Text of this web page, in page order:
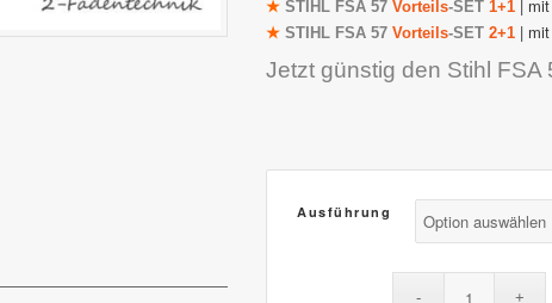
★ STIHL FSA 57 Vorteils-SET 1+1 | mit
★ STIHL FSA 57 Vorteils-SET 2+1 | mit
Jetzt günstig den Stihl FSA
Ausführung